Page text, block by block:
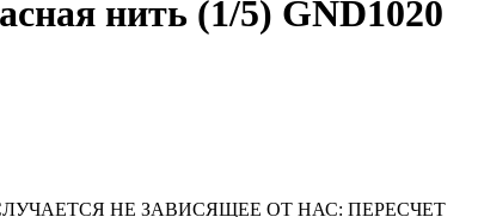
нить (1/5) GND1020
НЕ ЗАВИСЯЩЕЕ ОТ НАС: ПЕРЕСЧЕТ